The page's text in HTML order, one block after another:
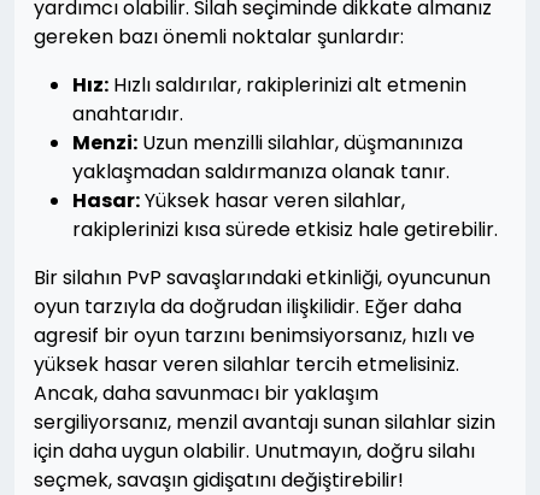
yardımcı olabilir. Silah seçiminde dikkate almanız
gereken bazı önemli noktalar şunlardır:
Hız: Hızlı saldırılar, rakiplerinizi alt etmenin
anahtarıdır.
Menzi: Uzun menzilli silahlar, düşmanınıza
yaklaşmadan saldırmanıza olanak tanır.
Hasar:Yüksek hasar veren silahlar,
rakiplerinizi kısa sürede etkisiz hale getirebilir.
Bir silahın PvP savaşlarındaki etkinliği, oyuncunun
oyun tarzıyla da doğrudan ilişkilidir. Eğer daha
agresif bir oyun tarzını benimsiyorsanız, hızlı ve
yüksek hasar veren silahlar tercih etmelisiniz.
Ancak, daha savunmacı bir yaklaşım
sergiliyorsanız, menzil avantajı sunan silahlar sizin
için daha uygun olabilir. Unutmayın, doğru silahı
seçmek, savaşın gidişatını değiştirebilir!